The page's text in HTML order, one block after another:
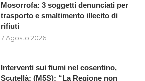
Mosorrofa: 3 soggetti denunciati per
trasporto e smaltimento illecito di
rifiuti
7 Agosto 2026
Interventi sui fiumi nel cosentino,
Scutellà: (M5S): “La Regione non